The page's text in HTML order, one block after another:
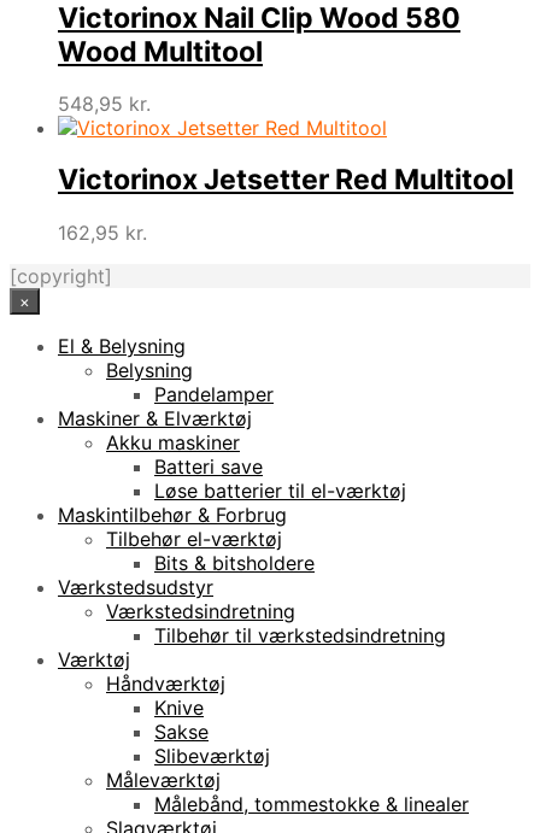
Victorinox Nail Clip Wood 580
Wood Multitool
548,95 kr.
Victorinox Jetsetter Red Multitool
162,95 kr.
[copyright]
×
El & Belysning
Belysning
Pandelamper
Maskiner & Elværktøj
Akku maskiner
Batteri save
Løse batterier til el-værktøj
Maskintilbehør & Forbrug
Tilbehør el-værktøj
Bits & bitsholdere
Værkstedsudstyr
Værkstedsindretning
Tilbehør til værkstedsindretning
Værktøj
Håndværktøj
Knive
Sakse
Slibeværktøj
Måleværktøj
Målebånd, tommestokke & linealer
Slagværktøj